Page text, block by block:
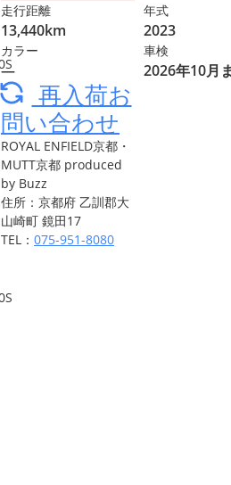
走行距離
13,440km
年式
2023
カラー
―
車検
2026年10月
再入荷お
問い合わせ
ROYAL ENFIELD京都・
MUTT京都 produced
by Buzz
住所：京都府 乙訓郡大
山崎町 鏡田17
TEL： 075-951-8080